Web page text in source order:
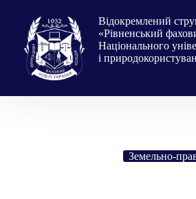
вмісту
Відокремлений
«Рівненський
Національного
і
Земельно-